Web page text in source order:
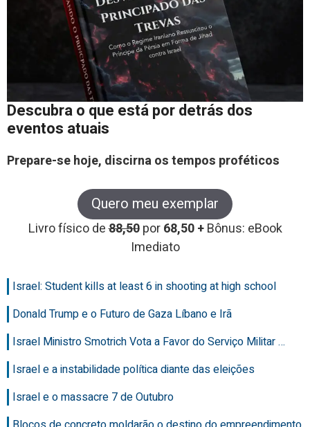
Descubra o que está por detrás dos
eventos atuais
Prepare-se hoje, discirna os tempos proféticos
Quero meu exemplar
Livro físico de88,50 por68,50 +Bônus: eBook
Imediato
Israel: Student kills at least 6 in shooting at high school
Donald Trump e o Futuro de Gaza Líbano e Irã
Israel Ministro Smotrich Vota a Favor do Serviço Militar …
Israel e a instabilidade política diante das eleições
Israel e o massacre 7 de Outubro